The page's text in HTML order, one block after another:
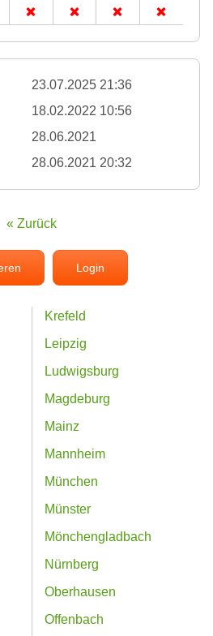
23.07.2025 21:36
18.02.2022 10:56
28.06.2021
28.06.2021 20:32
« Zurück
Login
Krefeld
Leipzig
Ludwigsburg
Magdeburg
Mainz
Mannheim
München
Münster
Mönchengladbach
Nürnberg
Oberhausen
Offenbach